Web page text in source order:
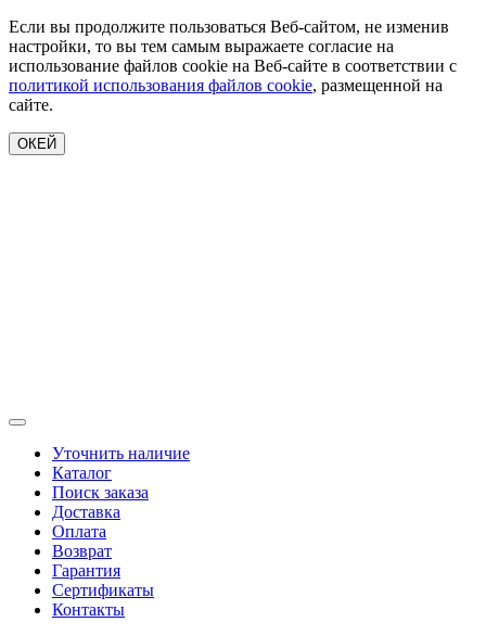
Если вы продолжите пользоваться Веб-сайтом, не изменив
настройки, то вы тем самым выражаете согласие на
использование файлов cookie на Веб-сайте в соответствии с
политикой использования файлов cookie, размещенной на
сайте.
ОКЕЙ
Уточнить наличие
Каталог
Поиск заказа
Доставка
Оплата
Возврат
Гарантия
Сертификаты
Контакты